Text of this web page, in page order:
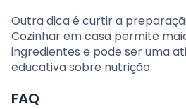
Outra dica é curtir a
Cozinhar em casa permite
ingredientes e pode ser uma
educativa sobre nutrição.
FAQ